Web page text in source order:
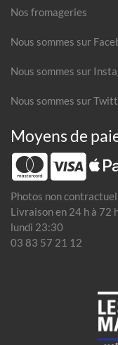
Nos fromageries
Nous sommes sur
Nous sommes sur
Nous sommes sur
Moyens de
Photos non
Livraison en 24 h à 72
lundi 23:30
03 83 57 21 12